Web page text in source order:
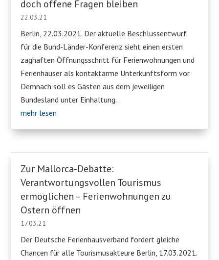
doch offene Fragen bleiben
22.03.21
Berlin, 22.03.2021. Der aktuelle Beschlussentwurf
für die Bund-Länder-Konferenz sieht einen ersten
zaghaften Öffnungsschritt für Ferienwohnungen und
Ferienhäuser als kontaktarme Unterkunftsform vor.
Demnach soll es Gästen aus dem jeweiligen
Bundesland unter Einhaltung...
mehr lesen
Zur Mallorca-Debatte:
Verantwortungsvollen Tourismus
ermöglichen – Ferienwohnungen zu
Ostern öffnen
17.03.21
Der Deutsche Ferienhausverband fordert gleiche
Chancen für alle Tourismusakteure Berlin, 17.03.2021.